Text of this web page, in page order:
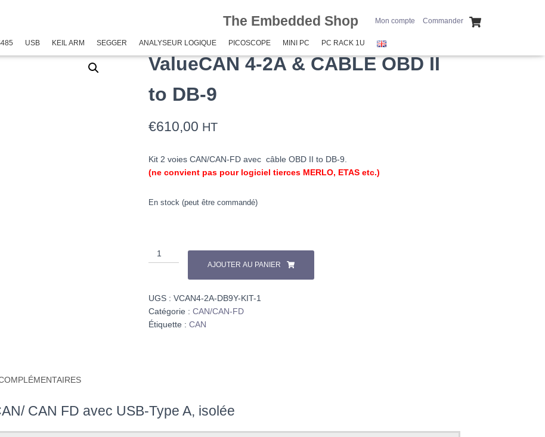
The Embedded Shop Mon compte Commander
USB KEIL ARM SEGGER ANALYSEUR LOGIQUE PICOSCOPE MINI PC PC RACK 1U
II to DB-9
ValueCAN 4-2A & CABLE OBD II
to DB-9
€610,00 HT
Kit 2 voies CAN/CAN-FD avec câble OBD II to DB-9.
(ne convient pas pour logiciel tierces MERLO, ETAS etc.)
En stock (peut être commandé)
quantité
de
2A
&
CABLE
AJOUTER AU PANIER
UGS : VCAN4-2A-DB9Y-KIT-1
Catégorie : CAN/CAN-FD
Étiquette : CAN
CAN FD avec USB-Type A, isolée